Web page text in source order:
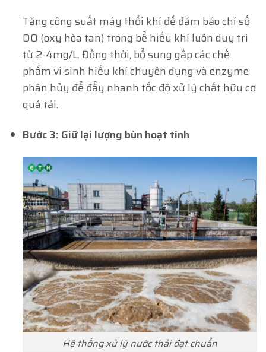
Tăng công suất máy thổi khí để đảm bảo chỉ số
DO (oxy hòa tan) trong bể hiếu khí luôn duy trì
từ2-4mg/L. Đồng thời, bổ sung gấp các chế
phẩm vi sinh hiếu khí chuyên dụng và enzyme
phân hủy để đẩy nhanh tốc độ xử lý chất hữu cơ
quá tải.
Bước 3: Giữ lại lượng bùn hoạt tính
Hệ thống xử lý nước thải đạt chuẩn